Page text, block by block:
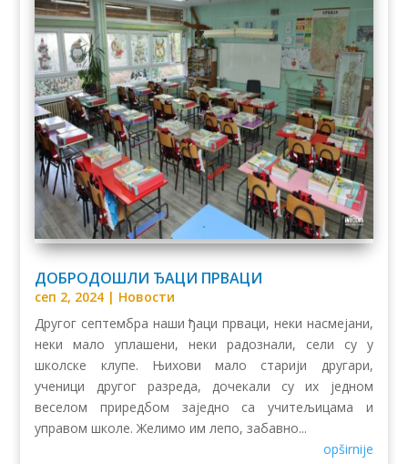
ДОБРОДОШЛИ ЂАЦИ ПРВАЦИ
сеп 2, 2024 | Новости
Другог септембра наши ђаци прваци, неки насмејани,
неки мало уплашени, неки радознали, сели су у
школске клупе. Њихови мало старији другари,
ученици другог разреда, дочекали су их једном
веселом приредбом заједно са учитељицама и
управом школе. Желимо им лепо, забавно...
opširnije